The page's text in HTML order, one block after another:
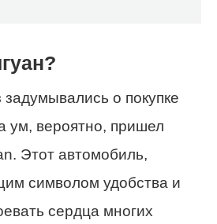
о покупке
ум, вероятно, пришел
Этот автомобиль,
символом удобства и
сердца многих